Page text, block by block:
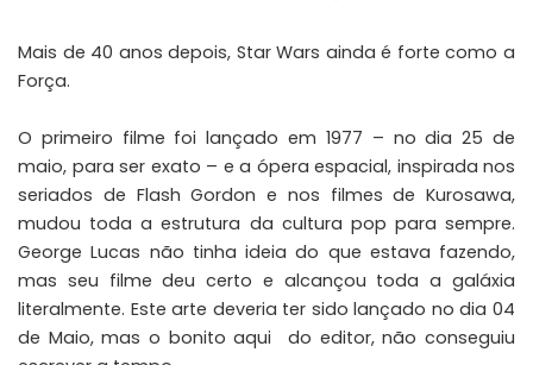
Mais de 40 anos depois, Star Wars ainda é forte como a
Força.
O primeiro filme foi lançado em 1977 – no dia 25 de
maio, para ser exato – e a ópera espacial, inspirada nos
seriados de Flash Gordon e nos filmes de Kurosawa,
mudou toda a estrutura da cultura pop para sempre.
George Lucas não tinha ideia do que estava fazendo,
mas seu filme deu certo e alcançou toda a galáxia
literalmente. Este arte deveria ter sido lançado no dia 04
de Maio, mas o bonito aqui do editor, não conseguiu